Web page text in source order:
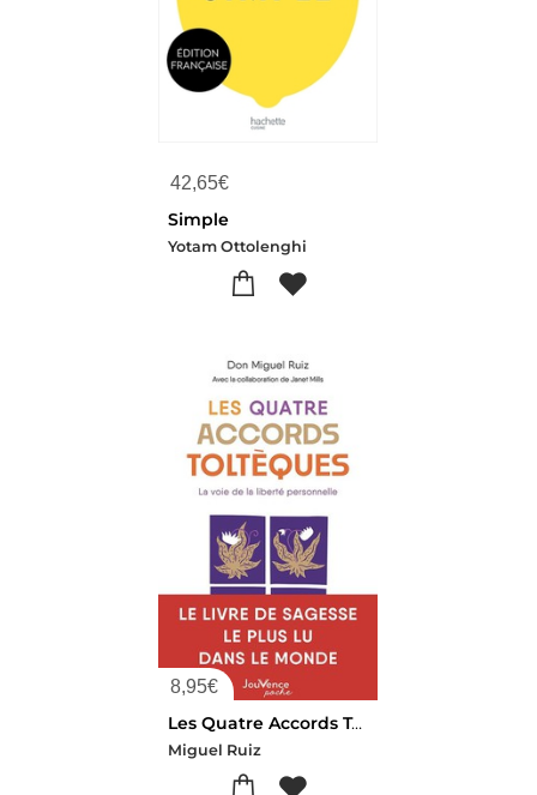
42,65€
Simple
Yotam Ottolenghi
8,95€
Les Quatre Accords Tolteques : La Voie De La Liberte Personnelle
Miguel Ruiz